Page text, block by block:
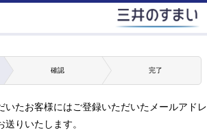
確認 完了
いたお客様にはご登録いただいたメールアドレ
りいたします。